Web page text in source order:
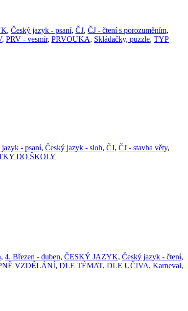
, Český jazyk - psaní, ČJ, ČJ - čtení s porozuměním,
, PRV - vesmír, PRVOUKA, Skládačky, puzzle, TYP
jazyk - psaní, Český jazyk - sloh, ČJ, ČJ - stavba věty,
DO ŠKOLY
, 4. Březen - duben, ČESKÝ JAZYK, Český jazyk - čtení,
VZDĚLÁNÍ, DLE TÉMAT, DLE UČIVA, Karneval,